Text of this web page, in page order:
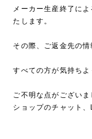
メーカー生産終了に
たします。
その際、ご返金先の
すべての方が気持ち
ご不明な点がございま
ショップのチャット